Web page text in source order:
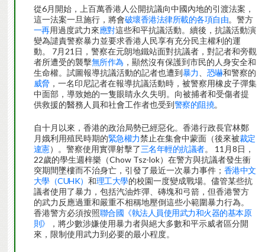
從6月開始，上百萬香港人公開抗議向中國內地的引渡法案，
這一法案一旦施行，將會破壞香港法律所載的各項自由。警方
一再用過度武力來應對這些和平抗議活動。續後，抗議活動演
變為譴責警察暴力並要求香港人民享有充分民主權利的運
動。 7月21日，警察在元朗地鐵站面對抗議者，對記者和旁觀
者所遭受的襲擊無所作為 ，顯然沒有保護到市民的人身安全和
生命權。試圖報導抗議活動的記者也遭到暴力 恐嚇和警察的
威脅，一名印尼記者在報導抗議活動時，被警察用橡皮子彈集
中面部，導致她的一隻眼睛永久失明。向被捕者和受傷者提
供救援的醫務人員和社會工作者也受到警察的阻撓。
自十月以來，香港的政治局勢已經惡化。香港行政長官林鄭
月娥利用殖民時期的緊急權力禁止在集會中蒙面（後來被裁定
違憲）。警察使用實彈射擊了三名年輕的抗議者。 11月8日，
22歲的學生週梓樂（Chow Tsz-lok）在警方與抗議者發生衝
突期間墜樓而不治身亡，引發了最近一次暴力事件； 香港中文
大學（CUHK） 和理工大學的校園一度變成戰場。儘管某些抗
議者使用了暴力，包括汽油炸彈、磚塊和弓箭，但香港警方
的武力反應過重和嚴重不相稱地壓倒這些小範圍暴力行為。
香港警方必須按照聯合國《執法人員使用武力和火器的基本原
則》
，將少數涉嫌使用暴力者與絕大多數和平示威者區分開
來，限制使用武力到必要的最小程度。